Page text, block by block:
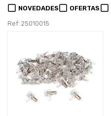
NOVEDADES OFERTAS
Ref: 25010015